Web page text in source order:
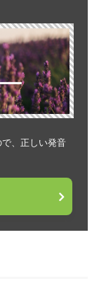
、正しい発音